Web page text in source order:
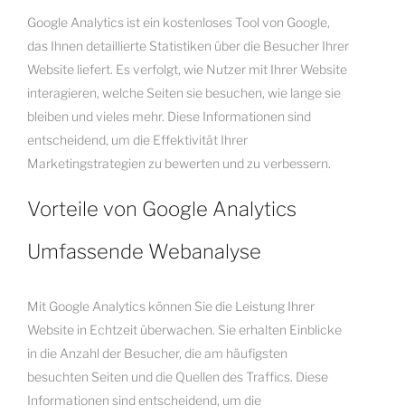
Google Analytics ist ein kostenloses Tool von Google,
das Ihnen detaillierte Statistiken über die Besucher Ihrer
Website liefert. Es verfolgt, wie Nutzer mit Ihrer Website
interagieren, welche Seiten sie besuchen, wie lange sie
bleiben und vieles mehr. Diese Informationen sind
entscheidend, um die Effektivität Ihrer
Marketingstrategien zu bewerten und zu verbessern.
Vorteile von Google Analytics
Umfassende Webanalyse
Mit Google Analytics können Sie die Leistung Ihrer
Website in Echtzeit überwachen. Sie erhalten Einblicke
in die Anzahl der Besucher, die am häufigsten
besuchten Seiten und die Quellen des Traffics. Diese
Informationen sind entscheidend, um die